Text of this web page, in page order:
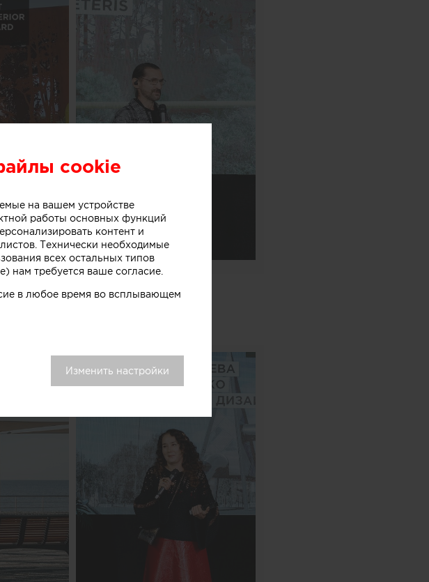
cookie
на вашем устройстве
работы основных функций
контент и
Технически необходимые
всех остальных типов
нам требуется ваше согласие.
в любое время во всплывающем
Изменить настройки